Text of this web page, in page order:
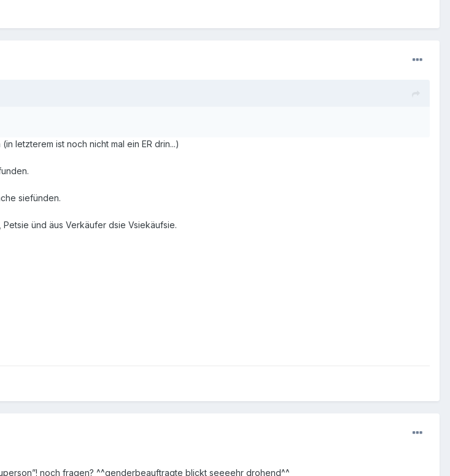
letzterem ist noch nicht mal ein ER drin...)
siefünden.
ünd äus Verkäufer dsie Vsiekäufsie.
noch fragen? ^^genderbeauftragte blickt seeeehr drohend^^